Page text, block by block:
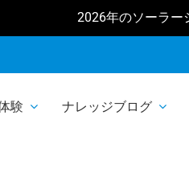
2026年のソーラーシ
験 ナレッジブログ
ネクタ